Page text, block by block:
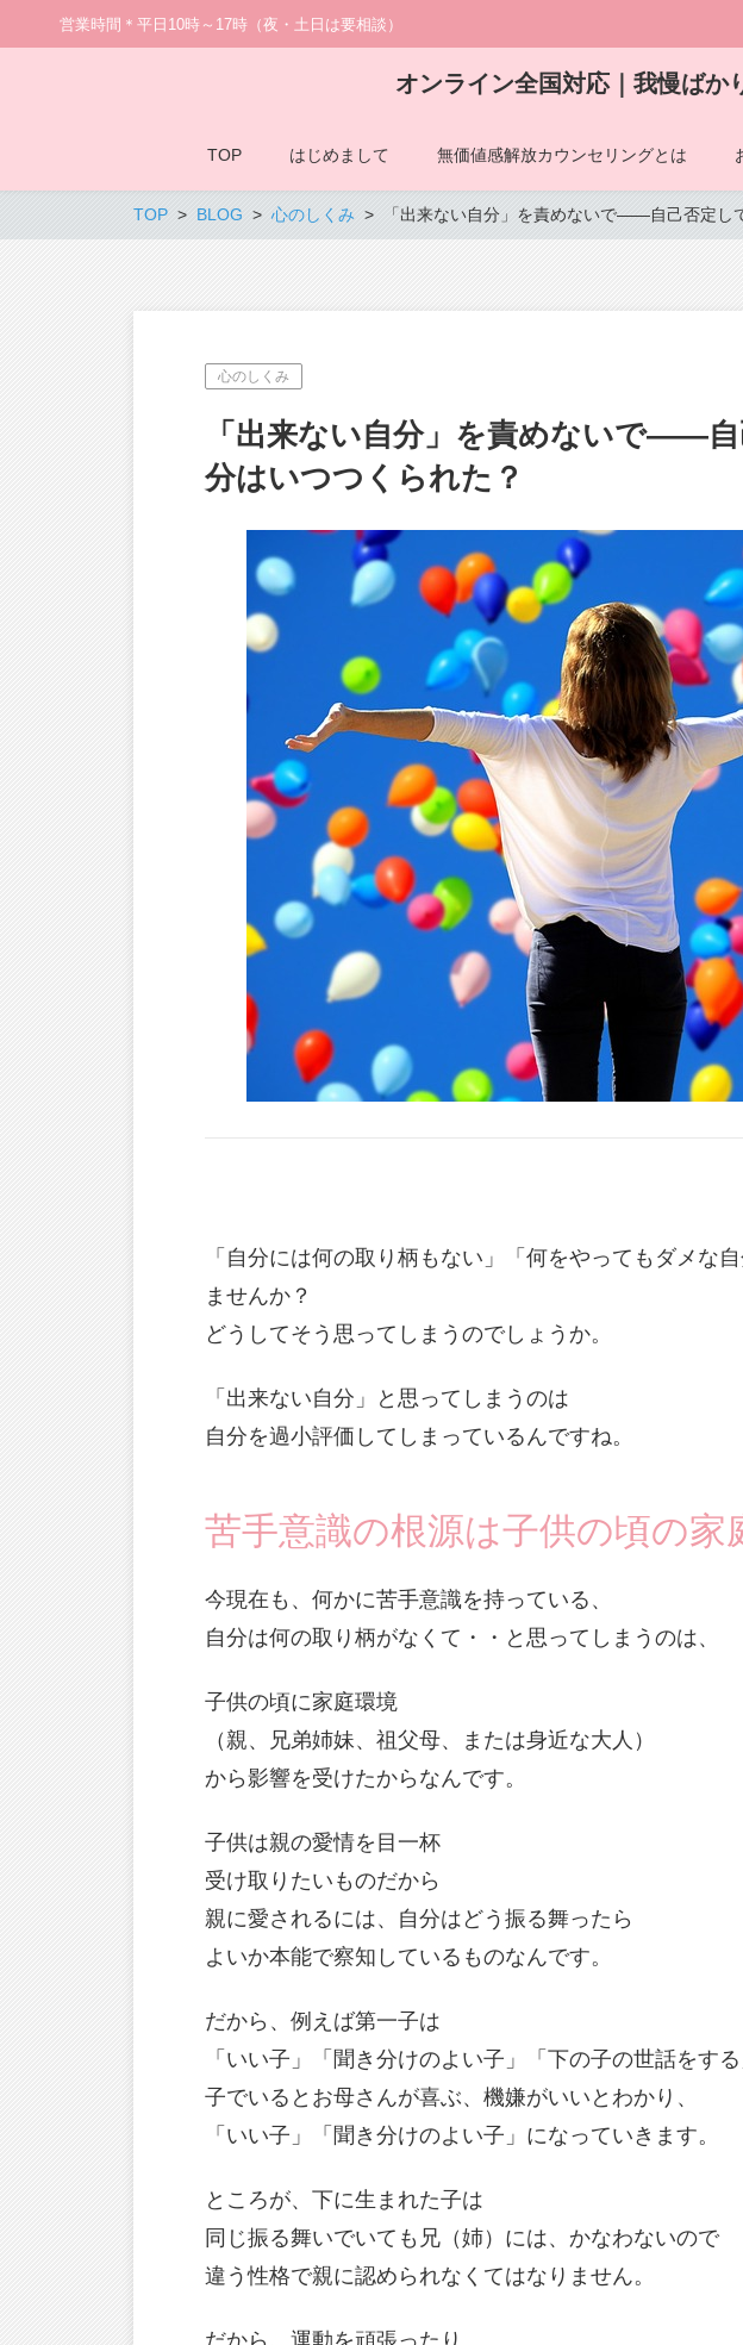
営業時間＊平日10時～17時（夜・土日は要相談）
オンライン全国対応｜我慢ばか
TOP はじめまして 無価値感解放カウンセリングとは
TOP BLOG 心のしくみ 「出来ない自分」を責めないで――自己否定し
心のしくみ
「出来ない自分」を責めないで――
分はいつつくられた？
「自分には何の取り柄もない」「何をやってもダメな
ませんか？
どうしてそう思ってしまうのでしょうか。
「出来ない自分」と思ってしまうのは
自分を過小評価してしまっているんですね。
苦手意識の根源は子供の頃の家
今現在も、何かに苦手意識を持っている、
自分は何の取り柄がなくて・・と思ってしまうのは、
子供の頃に家庭環境
（親、兄弟姉妹、祖父母、または身近な大人）
から影響を受けたからなんです。
子供は親の愛情を目一杯
受け取りたいものだから
親に愛されるには、自分はどう振る舞ったら
よいか本能で察知しているものなんです。
だから、例えば第一子は
「いい子」「聞き分けのよい子」「下の子の世話をする
子でいるとお母さんが喜ぶ、機嫌がいいとわかり、
「いい子」「聞き分けのよい子」になっていきます。
ところが、下に生まれた子は
同じ振る舞いでいても兄（姉）には、かなわないので
違う性格で親に認められなくてはなりません。
だから、運動を頑張ったり